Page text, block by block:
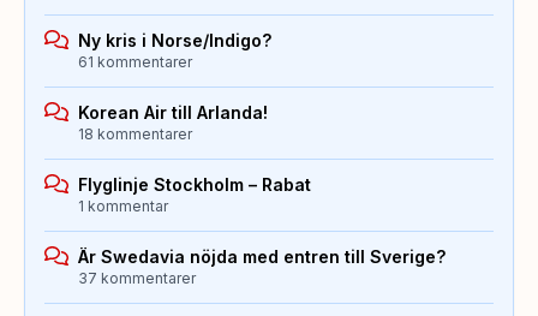
Ny kris i Norse/Indigo?
61 kommentarer
Korean Air till Arlanda!
18 kommentarer
Flyglinje Stockholm – Rabat
1 kommentar
Är Swedavia nöjda med entren till Sverige?
37 kommentarer